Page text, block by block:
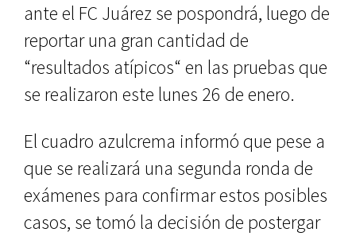
ante el FC Juárez se pospondrá, luego de
reportar una gran cantidad de
“resultados atípicos“ en las pruebas que
se realizaron este lunes 26 de enero.
El cuadro azulcrema informó que pese a
que se realizará una segunda ronda de
exámenes para confirmar estos posibles
casos, se tomó la decisión de postergar